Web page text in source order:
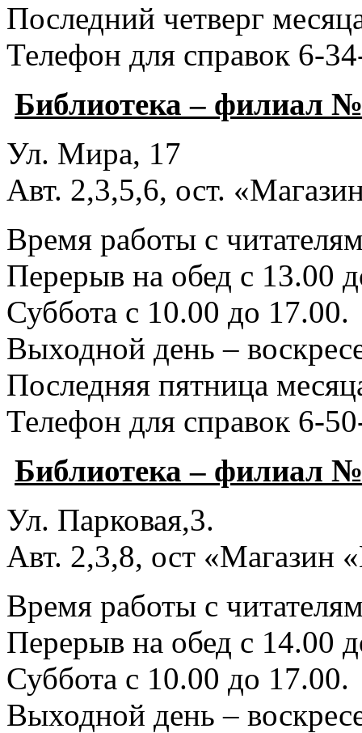
Последний четверг
Телефон для справок 6-
Библиотека – филиал
Ул. Мира, 17
Авт. 2,3,5,6, ост.
Время работы с
Перерыв на обед с 13.00
Суббота с 10.00 до 17.00.
Выходной день –
Последняя пятница
Телефон для справок 6-
Библиотека – филиал
Ул. Парковая,3.
Авт. 2,3,8, ост «Магазин
Время работы с
Перерыв на обед с 14.00
Суббота с 10.00 до 17.00.
Выходной день –